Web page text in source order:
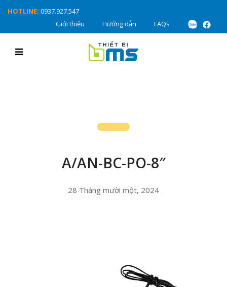
HOTLINE: 0937.927.547
Giới thiệu
Hướng dẫn FAQs
A/AN-BC-PO-8″
28 Tháng mười một, 2024